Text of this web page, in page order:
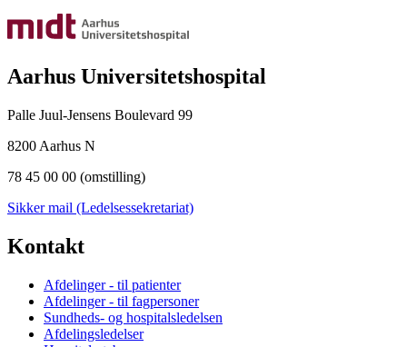
Aarhus Universitetshospital
Palle Juul-Jensens Boulevard 99
8200 Aarhus N
78 45 00 00 (omstilling)
Sikker mail (Ledelsessekretariat)
Kontakt
Afdelinger - til patienter
Afdelinger - til fagpersoner
Sundheds- og hospitalsledelsen
Afdelingsledelser